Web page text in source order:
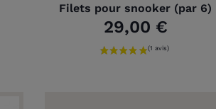
Filets pour snooker (par 6)
29,00 €